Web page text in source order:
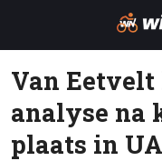
Van Eetvelt
analyse na
plaats in